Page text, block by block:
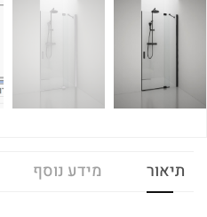
תיאור מידע נוסף